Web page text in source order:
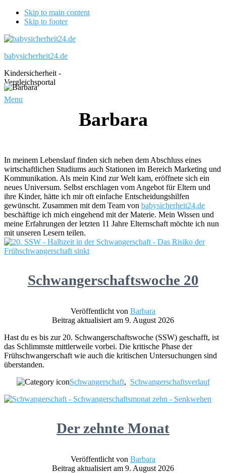
Skip to main content
Skip to footer
babysicherheit24.de
Kindersicherheit -
Vergleichsportal
Menu
Barbara
In meinem Lebenslauf finden sich neben dem Abschluss eines
wirtschaftlichen Studiums auch Stationen im Bereich Marketing und
Kommunikation. Als mein Kind zur Welt kam, eröffnete sich ein
neues Universum. Selbst erschlagen vom Angebot für Eltern und
ihre Kinder, hätte ich mir oft einfache Entscheidungshilfen
gewünscht. Zusammen mit dem Team von babysicherheit24.de
beschäftige ich mich eingehend mit der Materie. Mein Wissen und
meine Erfahrungen der letzten 11 Jahre Elternschaft möchte ich nun
mit unseren Lesern teilen.
Schwangerschaftswoche 20
Veröffentlicht von Barbara
Beitrag aktualisiert am 9. August 2026
Hast du es bis zur 20. Schwangerschaftswoche (SSW) geschafft, ist
das Schlimmste mittlerweile vorbei. Die kritische Phase der
Frühschwangerschaft wie auch die kritischen Untersuchungen sind
überstanden.
Schwangerschaft, Schwangerschaftsverlauf
Der zehnte Monat
Veröffentlicht von Barbara
Beitrag aktualisiert am 9. August 2026